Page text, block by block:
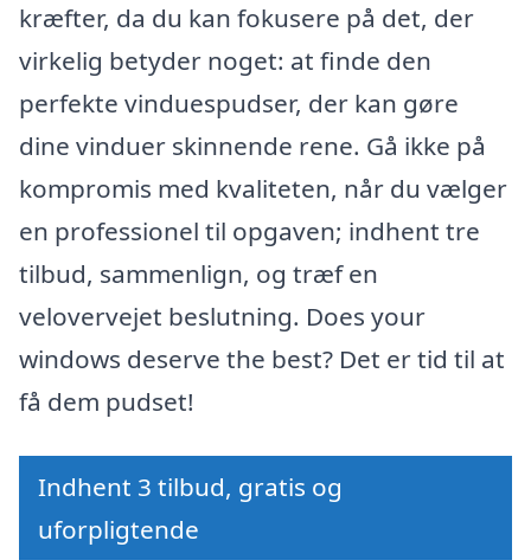
kræfter, da du kan fokusere på det, der
virkelig betyder noget: at finde den
perfekte vinduespudser, der kan gøre
dine vinduer skinnende rene. Gå ikke på
kompromis med kvaliteten, når du vælger
en professionel til opgaven; indhent tre
tilbud, sammenlign, og træf en
velovervejet beslutning. Does your
windows deserve the best? Det er tid til at
få dem pudset!
Indhent 3 tilbud, gratis og
uforpligtende